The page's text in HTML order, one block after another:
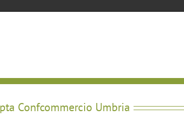
Confcommercio Umbria